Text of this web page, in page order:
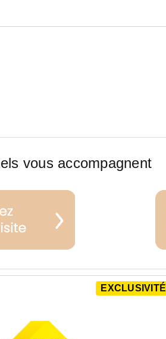
vous accompagnent
EXCLUSIVITÉ